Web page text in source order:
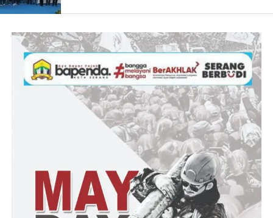
” Selama satu tahun saya bertugas sebagai Kasi Intel Kejari
masyarakat Kabupaten Lebak. Kedepannya saya harap temen
temen media bisa mensupport Kasi Intel yang baru dan tetap
bersinergi dalam informasi yang ada di Lebak,” harapnya.